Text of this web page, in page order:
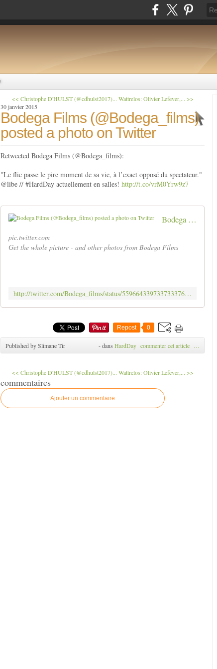
<< Christophe D'HULST (@cdhulst2017)... Wattrelos: Olivier Lefever,... >>
30 janvier 2015
Bodega Films (@Bodega_films)
posted a photo on Twitter
Retweeted Bodega Films (@Bodega_films):
"Le flic passe le pire moment de sa vie, à l’exact opposé du spectateur."
@libe // #HardDay actuellement en salles! http://t.co/vrM0Yrw9z7
Bodega Films (@Bodega_films) posted a photo on Twitter
pic.twitter.com
Get the whole picture - and other photos from Bodega Films
http://twitter.com/Bodega_films/status/559664339733733376/photo/1/large?utm_source=fb&utm_medium=fb&utm_campaign=slimanetir&utm_content=561202497725820929
Repost 0
Published by Slimane Tir -dans HardDay commenter cet article …
<< Christophe D'HULST (@cdhulst2017)... Wattrelos: Olivier Lefever,... >>
commentaires
Ajouter un commentaire